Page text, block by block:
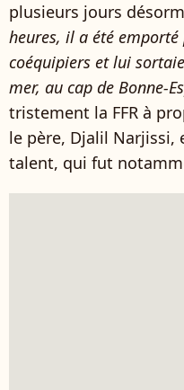
plusieurs jours
heures, il a été
coéquipiers et lui
mer, au cap de Bonne-
tristement la FFR à
le père, Djalil Narjissi,
talent, qui fut